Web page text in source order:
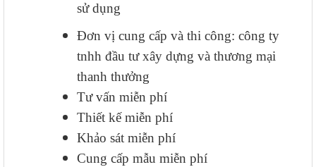
sử dụng
Đơn vị cung cấp và thi công: công ty
tnhh đầu tư xây dựng và thương mại
thanh thưởng
Tư vấn miễn phí
Thiết kế miễn phí
Khảo sát miễn phí
Cung cấp mẫu miễn phí